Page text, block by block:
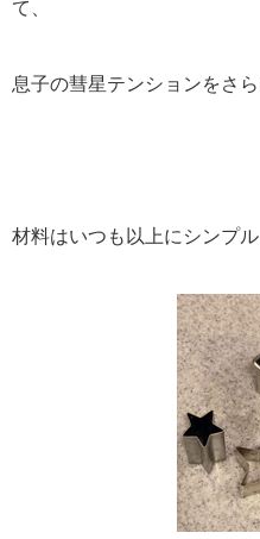
て、
息子の彗星テンションをさ
材料はいつも以上にシンプル